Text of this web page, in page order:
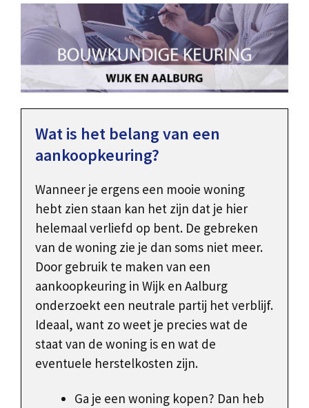
Wat is het belang van een
aankoopkeuring?
Wanneer je ergens een mooie woning
hebt zien staan kan het zijn dat je hier
helemaal verliefd op bent. De gebreken
van de woning zie je dan soms niet meer.
Door gebruik te maken van een
aankoopkeuring in Wijk en Aalburg
onderzoekt een neutrale partij het verblijf.
Ideaal, want zo weet je precies wat de
staat van de woning is en wat de
eventuele herstelkosten zijn.
Ga je een woning kopen? Dan heb